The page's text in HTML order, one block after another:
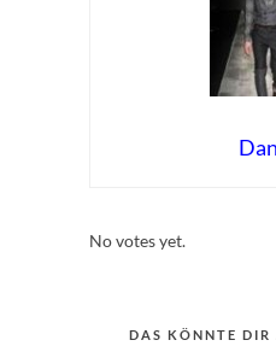
No votes yet.
DAS KÖNNTE DIR